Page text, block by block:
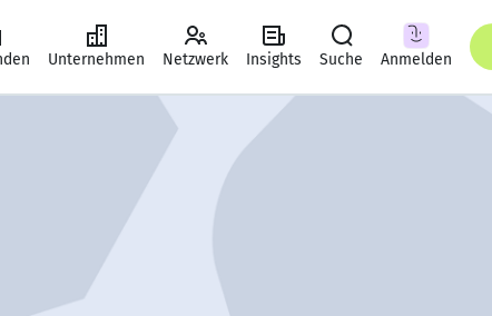
Unternehmen Netzwerk Insights Suche Anmelden